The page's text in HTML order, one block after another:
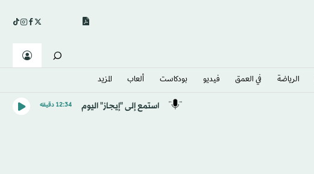
الرياضة في العمق فيديو بودكاست ألعاب المزيد
استمع إلى "إيجاز" اليوم 12:34 دقيقه